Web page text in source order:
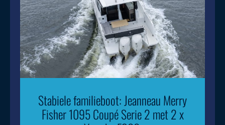
Stabiele familieboot: Jeanneau Merry
Fisher 1095 Coupé Serie 2 met 2 x